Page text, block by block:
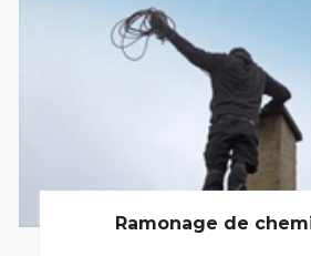
Ramonage de